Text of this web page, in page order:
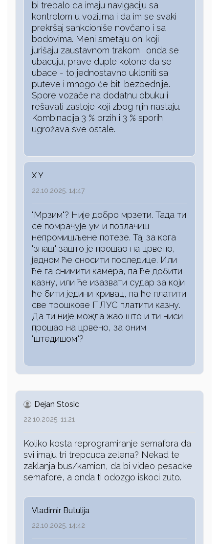
bi trebalo da imaju navigaciju sa
kontrolom u vozilima i da im se svaki
prekršaj sankcioniše novčano i sa
bodovima. Meni smetaju oni koji
jurišaju zaustavnom trakom i onda se
ubacuju, prave duple kolone da se
ubace - to jednostavno ukloniti sa
puteve i mnogo će biti bezbednije.
Spore vozače na dodatnu obuku i
rešavati zastoje koji zbog njih nastaju.
Kombinacija 3 % brzih i 3 % sporih
ugrožava sve ostale.
X Y
22.10.2025. 14:47
"Мрзим"? Није добро мрзети. Тада ти
се помрачује ум и повлачиш
непромишљене потезе. Тај за кога
"знаш" зашто је прошао на црвено,
једном ће сносити последице. Или
ће га снимити камера, па ће добити
казну, или ће изазвати судар за који
ће бити једини кривац, па ће платити
све трошкове ПЛУС платити казну.
Да ти није можда жао што и ти ниси
прошао на црвено, за оним
"штедишом"?
Dejan Stosic
22.10.2025. 11:21
Koliko kosta reprogramiranje semafora da
svi imaju tri trepcuca zelena? Nekad te
zaklanja bus/kamion, da bi video pesacke
semafore, a onda ti odozgo iskoci zuto.
Vladimir Butulija
22.10.2025. 14:42